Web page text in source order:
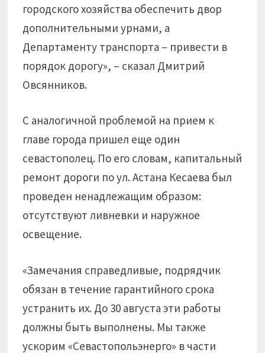
городского хозяйства обеспечить двор
дополнительными урнами, а
Департаменту транспорта – привести в
порядок дорогу», – сказал Дмитрий
Овсянников.
С аналогичной проблемой на прием к
главе города пришел еще один
севастополец. По его словам, капитальный
ремонт дороги по ул. Астана Кесаева был
проведен ненадлежащим образом:
отсутствуют ливневки и наружное
освещение.
«Замечания справедливые, подрядчик
обязан в течение гарантийного срока
устранить их. До 30 августа эти работы
должны быть выполнены. Мы также
ускорим «Севастопольэнерго» в части